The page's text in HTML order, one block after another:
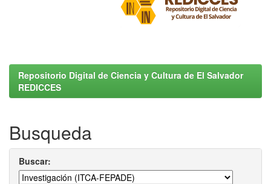
Repositorio Digital de Ciencia y Cultura de El Salvador
REDICCES
Busqueda
Buscar: